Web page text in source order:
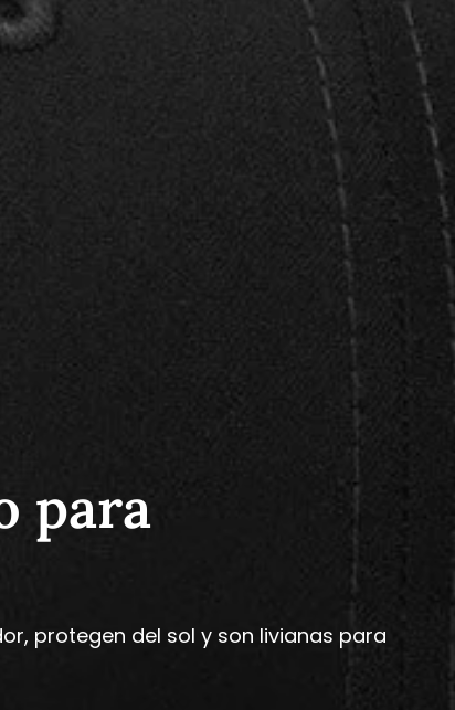
para
protegen del sol y son livianas para